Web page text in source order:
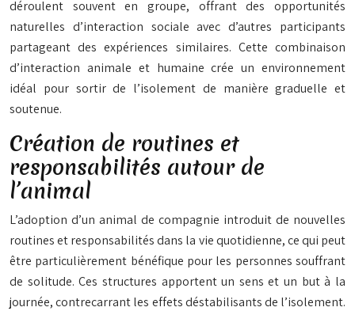
déroulent souvent en groupe, offrant des opportunités
naturelles d’interaction sociale avec d’autres participants
partageant des expériences similaires. Cette combinaison
d’interaction animale et humaine crée un environnement
idéal pour sortir de l’isolement de manière graduelle et
soutenue.
Création de routines et
responsabilités autour de
l’animal
L’adoption d’un animal de compagnie introduit de nouvelles
routines et responsabilités dans la vie quotidienne, ce qui peut
être particulièrement bénéfique pour les personnes souffrant
de solitude. Ces structures apportent un sens et un but à la
journée, contrecarrant les effets déstabilisants de l’isolement.